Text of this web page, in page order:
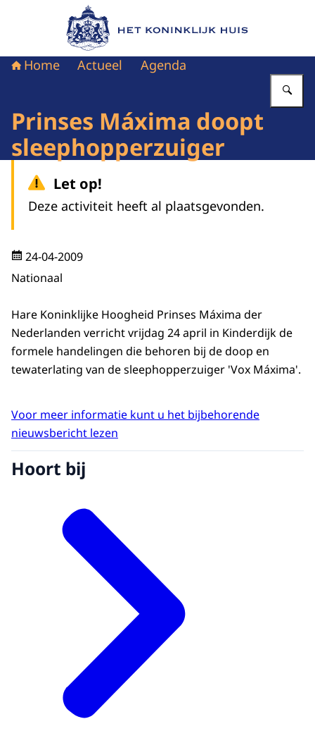
Naar de homepage van Het Koninklijk Huis
Home Actueel Agenda
Prinses Máxima doopt
sleephopperzuiger
Let op!
Deze activiteit heeft al plaatsgevonden.
24-04-2009
Nationaal
Hare Koninklijke Hoogheid Prinses Máxima der
Nederlanden verricht vrijdag 24 april in Kinderdijk de
formele handelingen die behoren bij de doop en
tewaterlating van de sleephopperzuiger 'Vox Máxima'.
Voor meer informatie kunt u het bijbehorende
nieuwsbericht lezen
Hoort bij